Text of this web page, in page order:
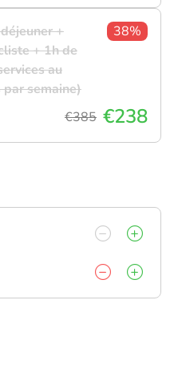
+
+ 1h de
au
semaine)
38%
€385 €238